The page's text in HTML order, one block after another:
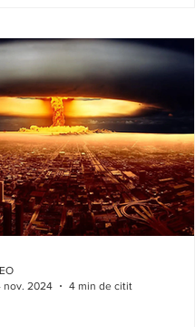
nov. 2024
4 min de citit